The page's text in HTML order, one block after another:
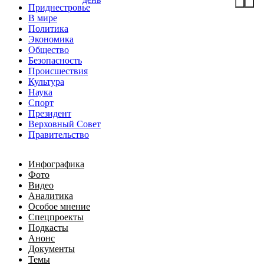
Приднестровье
В мире
Политика
Экономика
Общество
Безопасность
Происшествия
Культура
Наука
Спорт
Президент
Верховный Совет
Правительство
Инфографика
Фото
Видео
Аналитика
Особое мнение
Спецпроекты
Подкасты
Анонс
Документы
Темы